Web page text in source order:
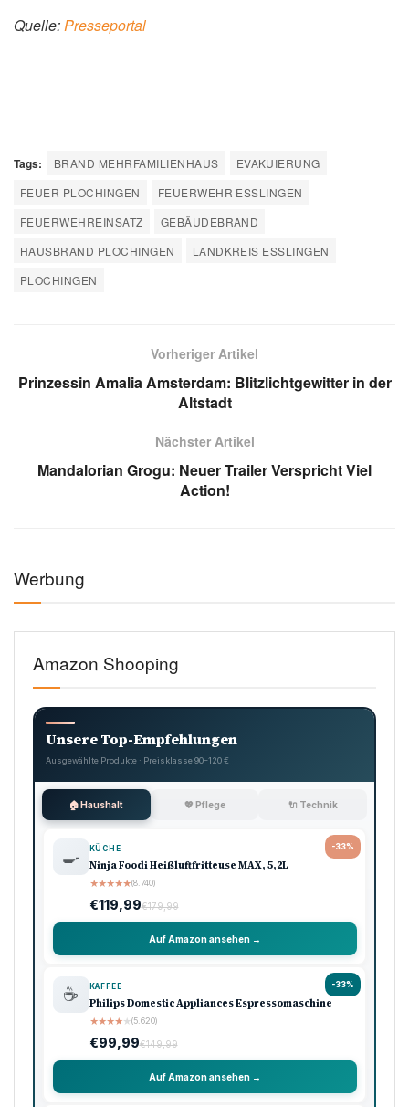
Quelle:Presseportal
Tags: BRAND MEHRFAMILIENHAUS
EVAKUIERUNG
FEUER PLOCHINGEN
FEUERWEHR ESSLINGEN
FEUERWEHREINSATZ
GEBÄUDEBRAND
HAUSBRAND PLOCHINGEN
LANDKREIS ESSLINGEN
PLOCHINGEN
Vorheriger Artikel
Prinzessin Amalia Amsterdam: Blitzlichtgewitter in der
Altstadt
Nächster Artikel
Mandalorian Grogu: Neuer Trailer Verspricht Viel
Action!
Werbung
Amazon Shooping
Unsere Top-Empfehlungen
Ausgewählte Produkte · Preisklasse 90–120 €
🏠 Haushalt 💖 Pflege 🔌 Technik
-33%
🍳 KÜCHE
Ninja Foodi Heißluftfritteuse MAX, 5,2L
★★★★★(8.740)
€119,99€179,99
Auf Amazon ansehen →
-33%
☕ KAFFEE
Philips Domestic Appliances Espressomaschine
★★★★★(5.620)
€99,99€149,99
Auf Amazon ansehen →